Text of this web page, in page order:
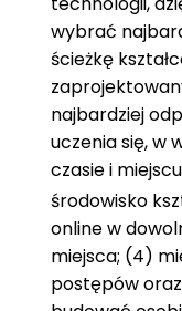
wybrać
ścieżkę
najbardziej
uczenia się, w
czasie i
środowisko
online w
miejsca; (4)
postępów